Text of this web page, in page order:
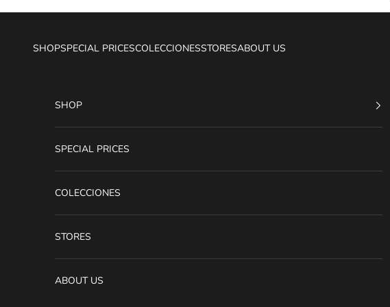
SHOPSPECIAL PRICESCOLECCIONESSTORESABOUT US
SHOP
SPECIAL PRICES
COLECCIONES
STORES
ABOUT US